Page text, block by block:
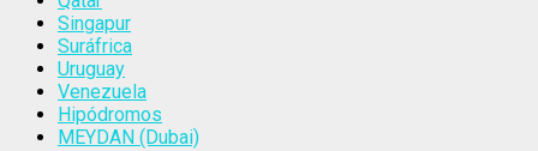
Singapur
Suráfrica
Uruguay
Venezuela
Hipódromos
MEYDAN (Dubai)